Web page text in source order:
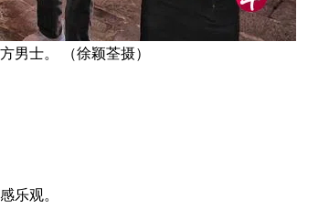
男士。 （徐颖荃摄）
乐观。